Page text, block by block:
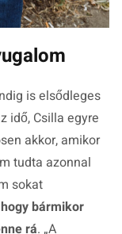
is elsődleges
idő, Csilla egyre
akkor, amikor
tudta azonnal
sokat
bármikor
rá. „A